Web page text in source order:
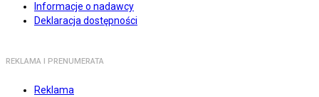
Informacje o nadawcy
Deklaracja dostępności
REKLAMA I PRENUMERATA
Reklama